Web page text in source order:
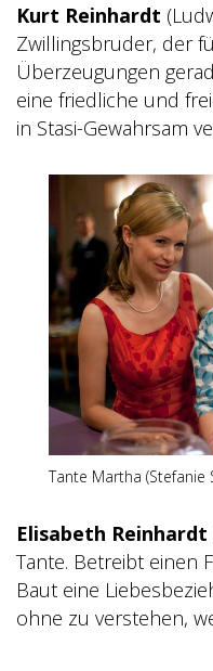
Kurt Reinhardt
Zwillingsbruder, der
Überzeugungen
eine friedliche und
in Stasi-Gewahrsam
Tante Martha (Stefanie
Elisabeth Reinhardt
Tante. Betreibt einen
Baut eine
ohne zu verstehen,